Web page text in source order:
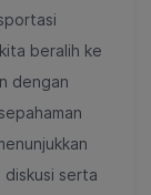
beralih ke
dengan
diskusi serta